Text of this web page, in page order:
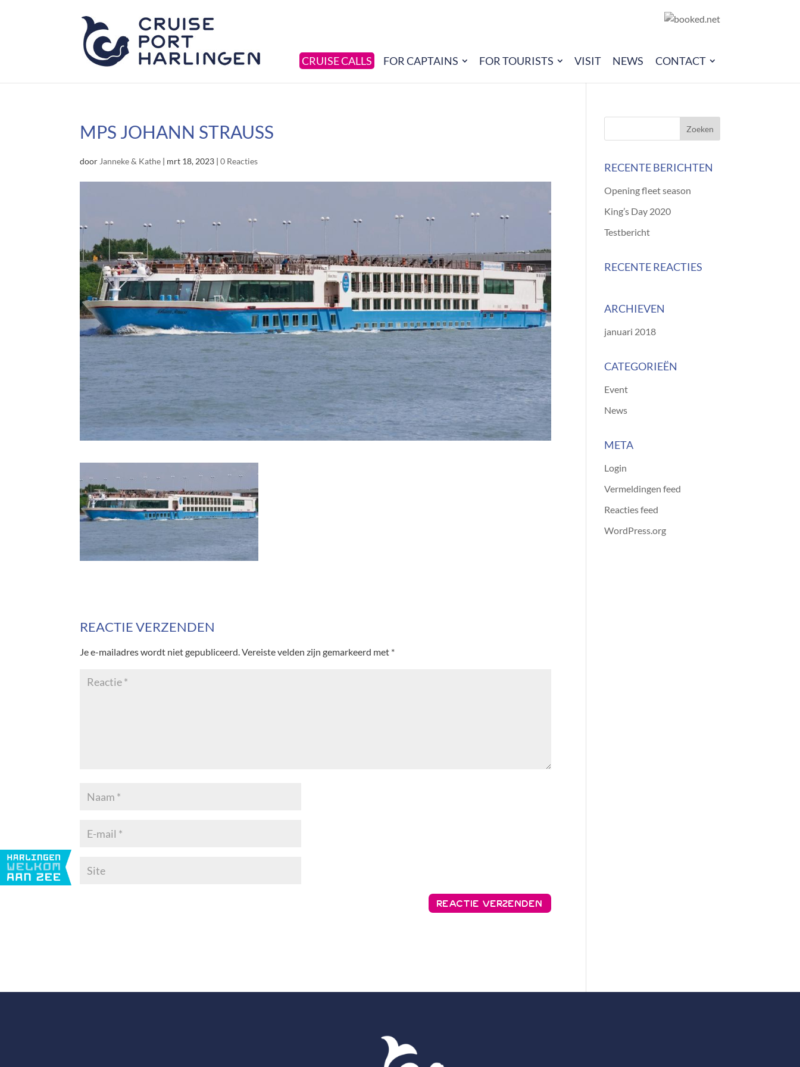
CRUISE CALLS FOR CAPTAINS FOR TOURISTS VISIT NEWS CONTACT
MPS JOHANN STRAUSS
door Janneke & Kathe | mrt 18, 2023 |0 Reacties
REACTIE VERZENDEN
Je e-mailadres wordt niet gepubliceerd.Vereiste velden zijn gemarkeerd met *
RECENTE BERICHTEN
Opening fleet season
King’s Day 2020
Testbericht
RECENTE REACTIES
ARCHIEVEN
januari 2018
CATEGORIEËN
Event
News
META
Login
Vermeldingen feed
Reacties feed
WordPress.org